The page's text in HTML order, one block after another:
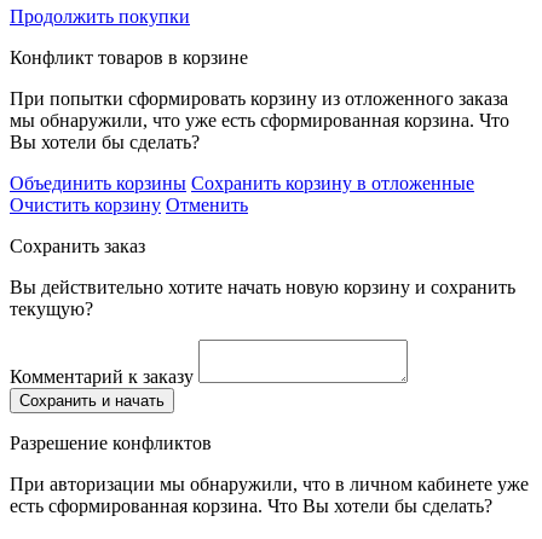
Продолжить покупки
Конфликт товаров в корзине
При попытки сформировать корзину из отложенного заказа
мы обнаружили, что уже есть сформированная корзина. Что
Вы хотели бы сделать?
Объединить корзины Сохранить корзину в отложенные
Очистить корзину Отменить
Сохранить заказ
Вы действительно хотите начать новую корзину и сохранить
текущую?
Комментарий к заказу
Сохранить и начать
Разрешение конфликтов
При авторизации мы обнаружили, что в личном кабинете уже
есть сформированная корзина. Что Вы хотели бы сделать?